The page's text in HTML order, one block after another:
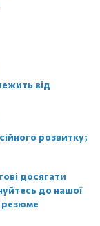
від
розвитку;
досягати
до нашої
резюме